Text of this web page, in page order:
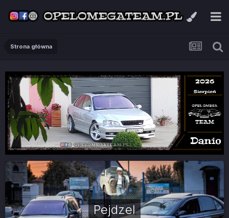
Strona główna
Pejdzel